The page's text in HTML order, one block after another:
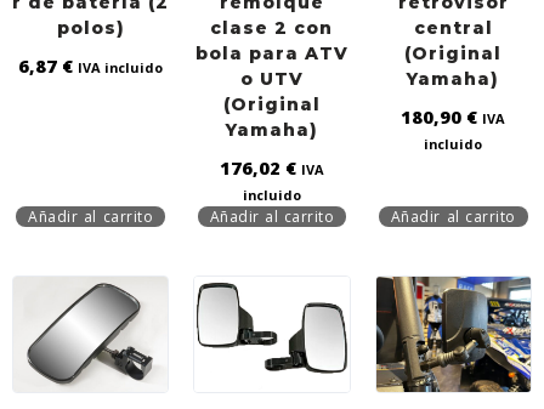
polos)
6,87 € IVA incluido
Añadir al carrito
clase 2 con
bola para ATV
o UTV
(Original
Yamaha)
176,02 € IVA
incluido
Añadir al carrito
central
(Original
Yamaha)
180,90 € IVA
incluido
Añadir al carrito